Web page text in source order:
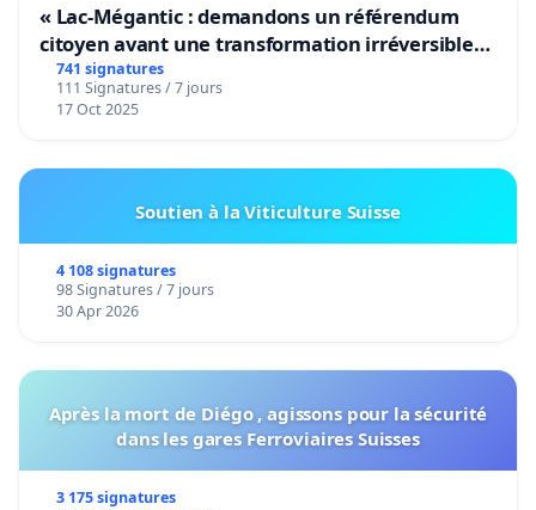
« Lac-Mégantic : demandons un référendum
citoyen avant une transformation irréversible
de notre territoire »
741 signatures
111 Signatures / 7 jours
17 Oct 2025
Soutien à la Viticulture Suisse
4 108 signatures
98 Signatures / 7 jours
30 Apr 2026
Après la mort de Diégo , agissons pour la sécurité
dans les gares Ferroviaires Suisses
3 175 signatures